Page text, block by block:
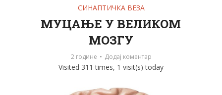
СИНАПТИЧКА ВЕЗА
МУЦАЊЕ У ВЕЛИКОМ
МОЗГУ
2 године Додај коментар
Visited 311 times, 1 visit(s) today